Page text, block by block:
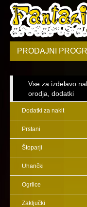
PRODAJNI
Vse za izdelavo
orodja, dodatki
Dodatki za nakit
Prstani
Štoparji
Uhančki
Ogrlice
Zaključki